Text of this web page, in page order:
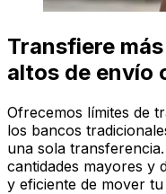
Transfiere
altos de envío
Ofrecemos límites de
los bancos
una sola
cantidades mayores y
y eficiente de mover